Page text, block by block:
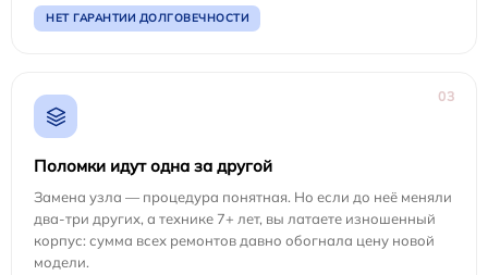
НЕТ ГАРАНТИИ ДОЛГОВЕЧНОСТИ
03
Поломки идут одна за другой
Замена узла — процедура понятная. Но если до неё меняли
два-три других, а технике 7+ лет, вы латаете изношенный
корпус: сумма всех ремонтов давно обогнала цену новой
модели.